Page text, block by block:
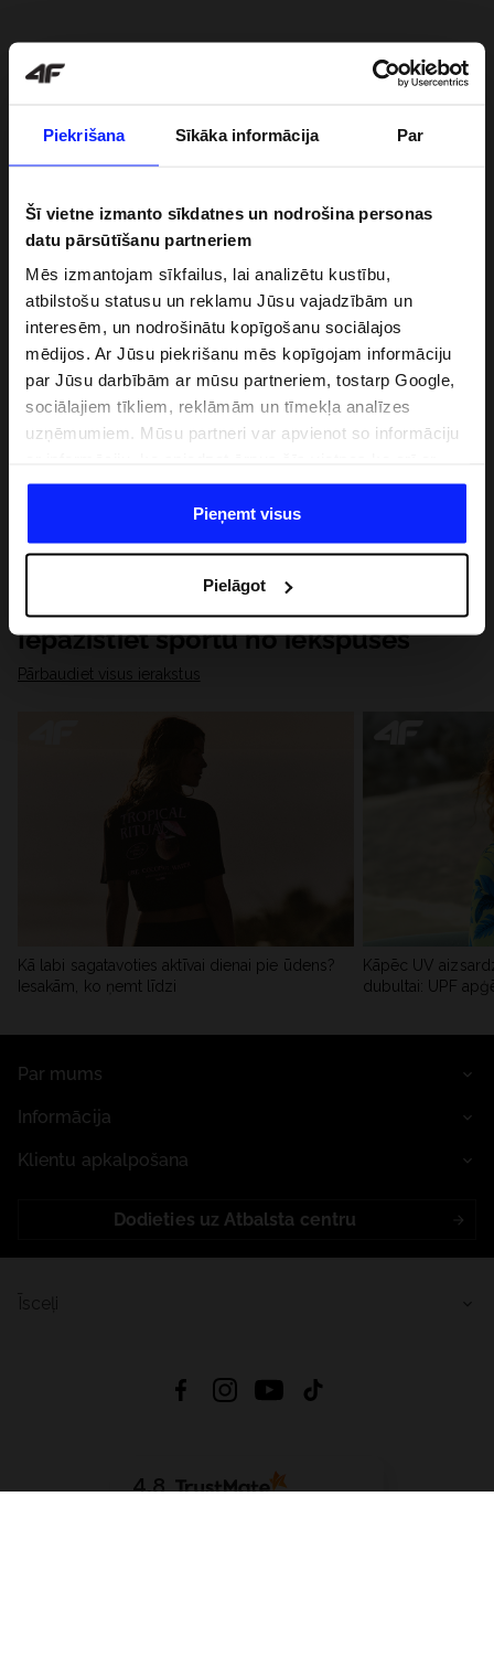
Piekrišana Sīkāka informācija Par
Šī vietne izmanto sīkdatnes un nodrošina personas
datu pārsūtīšanu partneriem
Mēs izmantojam sīkfailus, lai analizētu kustību,
atbilstošu statusu un reklamu Jūsu vajadzībām un
interesēm, un nodrošinātu kopīgošanu sociālajos
mēdijos. Ar Jūsu piekrišanu mēs kopīgojam informāciju
par Jūsu darbībām ar mūsu partneriem, tostarp Google,
sociālajiem tīkliem, reklāmām un tīmekļa analīzes
uzņēmumiem. Mūsu partneri var apvienot so informāciju
datiem, ko viņi iegūst, izmantojot viņu pakalpojumus. Ar
Jūsu atļauju, mēs varam pārsūtīt Jūsu personas datus
saviem partneriem, lai uzlabotu veidu, kadā tiek rādīta
saturu un uzlabotu mūsu partneru piedāvātos risinajumus
( piem. socialos tīklus). Detalizētu informāciju var atrast
mūsu Privātuma politikā un sadaļā "Detaļas".
Pieņemt visus
Pielāgot
Iepazīstiet sportu no iekšpuses
Pārbaudiet visus ierakstus
Kā labi sagatavoties aktīvai dienai pie ūdens?
Iesakām, ko ņemt līdzi
Kāpēc UV
dubultai: UPF
Par mums
Informācija
Klientu apkalpošana
Dodieties uz Atbalsta centru
4.8